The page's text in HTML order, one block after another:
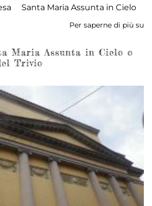
Santa Maria Assunta in Cielo
Per saperne di più su
Maria Assunta in Cielo o
Trivio